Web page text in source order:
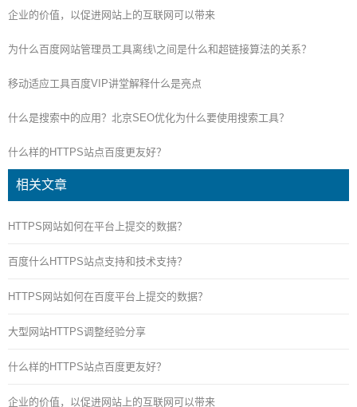
企业的价值，以促进网站上的互联网可以带来
为什么百度网站管理员工具离线\之间是什么和超链接算法的关系？
移动适应工具百度VIP讲堂解释什么是亮点
什么是搜索中的应用？北京SEO优化为什么要使用搜索工具？
什么样的HTTPS站点百度更友好？
相关文章
HTTPS网站如何在平台上提交的数据？
百度什么HTTPS站点支持和技术支持？
HTTPS网站如何在百度平台上提交的数据？
大型网站HTTPS调整经验分享
什么样的HTTPS站点百度更友好？
企业的价值，以促进网站上的互联网可以带来